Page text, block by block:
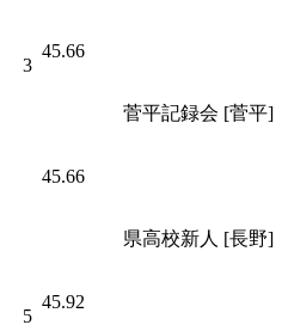
3
45.66
菅平記録会 [菅平]
45.66
県高校新人 [長野]
5
45.92